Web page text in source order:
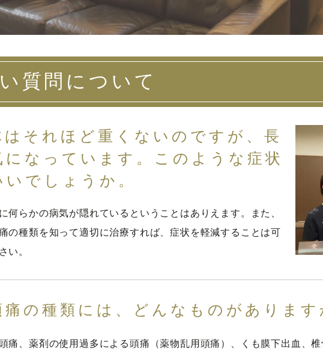
質問について
それほど重くないのですが、長
なっています。このような症状
でしょうか。
何らかの病気が隠れているということはありえます。また、
の種類を知って適切に治療すれば、症状を軽減することは可
い。
の種類には、どんなものがあります
痛、薬剤の使用過多による頭痛（薬物乱用頭痛）、くも膜下出血、